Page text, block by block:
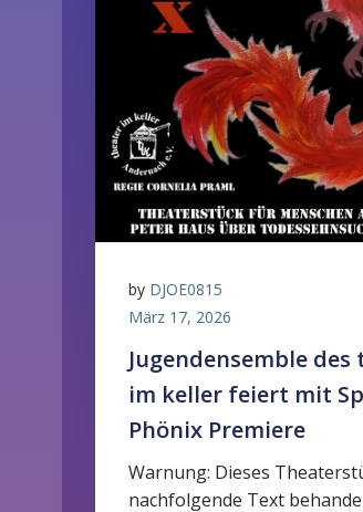
by DJOE0815
März 17, 2026
Jugendensemble
im keller feiert mit
Phönix Premiere
Warnung: Dieses
nachfolgende Text